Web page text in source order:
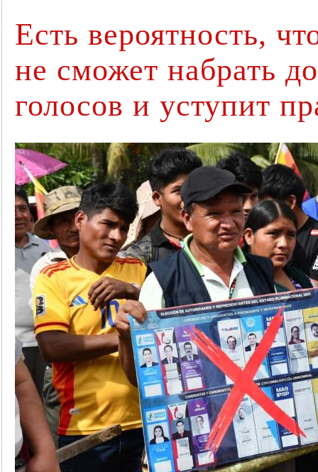
Есть вероятность,
не сможет набрать
голосов и уступит